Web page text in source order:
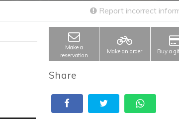
Report incorrect
Make a
reservation
Make an order Buy a
Share